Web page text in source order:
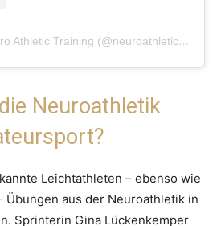
A post shared by Neuro Athletic Training (@neuroathletictraining)
Neuroathletik
Leichtathleten – ebenso wie
Übungen aus der Neuroathletik in
Sprinterin Gina Lückenkemper